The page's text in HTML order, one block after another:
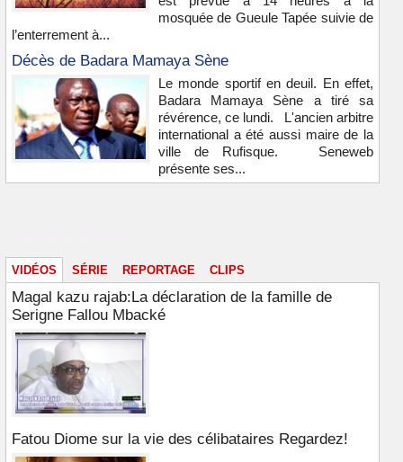
mosquée de Gueule Tapée suivie de
l’enterrement à...
Décès de Badara Mamaya Sène
Le monde sportif en deuil. En effet,
Badara Mamaya Sène a tiré sa
révérence, ce lundi. L'ancien arbitre
international a été aussi maire de la
ville de Rufisque. Seneweb
présente ses...
VIDÉOS SÉRIE REPORTAGE CLIPS
Magal kazu rajab:La déclaration de la famille de
Serigne Fallou Mbacké
Fatou Diome sur la vie des célibataires Regardez!